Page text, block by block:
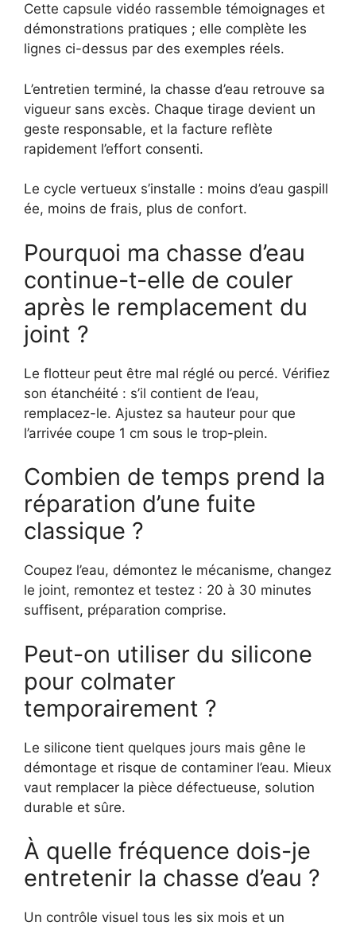
Cette capsule vidéo rassemble témoignages et
démonstrations pratiques ; elle complète les
lignes ci-dessus par des exemples réels.
L’entretien terminé, la chasse d’eau retrouve sa
vigueur sans excès. Chaque tirage devient un
geste responsable, et la facture reflète
rapidement l’effort consenti.
Le cycle vertueux s’installe : moins d’eau gaspill
ée, moins de frais, plus de confort.
Pourquoi ma chasse d’eau
continue-t-elle de couler
après le remplacement du
joint ?
Le flotteur peut être mal réglé ou percé. Vérifiez
son étanchéité : s’il contient de l’eau,
remplacez-le. Ajustez sa hauteur pour que
l’arrivée coupe 1 cm sous le trop-plein.
Combien de temps prend la
réparation d’une fuite
classique ?
Coupez l’eau, démontez le mécanisme, changez
le joint, remontez et testez : 20 à 30 minutes
suffisent, préparation comprise.
Peut-on utiliser du silicone
pour colmater
temporairement ?
Le silicone tient quelques jours mais gêne le
démontage et risque de contaminer l’eau. Mieux
vaut remplacer la pièce défectueuse, solution
durable et sûre.
À quelle fréquence dois-je
entretenir la chasse d’eau ?
Un contrôle visuel tous les six mois et un